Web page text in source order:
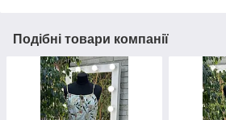
Подібні товари компанії